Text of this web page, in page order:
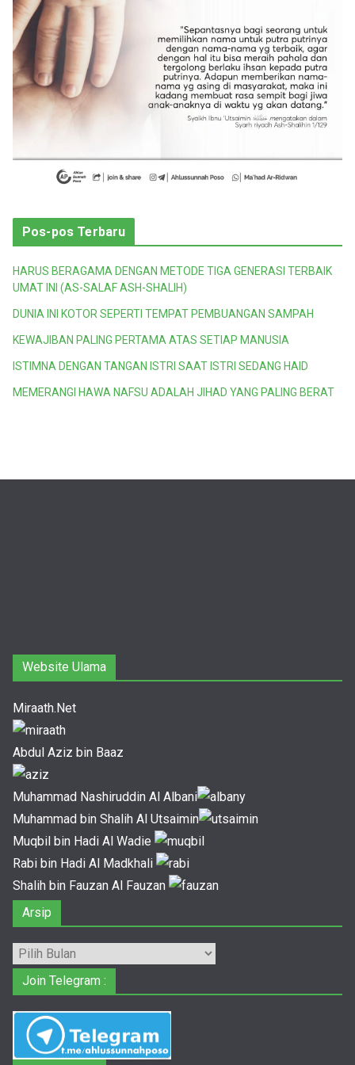
Pos-pos Terbaru
HARUS BERAGAMA DENGAN METODE TIGA GENERASI TERBAIK
UMAT INI (AS-SALAF ASH-SHALIH)
DUNIA INI KOTOR SEPERTI TEMPAT PEMBUANGAN SAMPAH
KEWAJIBAN PALING PERTAMA ATAS SETIAP MANUSIA
ISTIMNA DENGAN TANGAN ISTRI SAAT ISTRI SEDANG HAID
MEMERANGI HAWA NAFSU ADALAH JIHAD YANG PALING BERAT
Website Ulama
Miraath.Net
Abdul Aziz bin Baaz
Muhammad Nashiruddin Al Albani
Muhammad bin Shalih Al Utsaimin
Muqbil bin Hadi Al Wadie
Rabi bin Hadi Al Madkhali
Shalih bin Fauzan Al Fauzan
Arsip
Arsip
Join Telegram :